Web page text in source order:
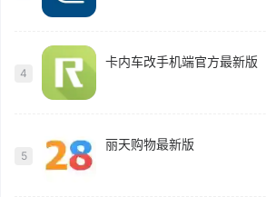
4
卡内车改手机端官方最新版
5
丽天购物最新版